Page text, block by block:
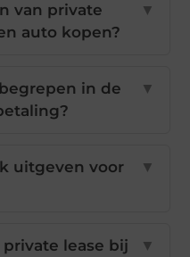
van private
auto kopen?
▼
in de
▼
uitgeven voor
▼
lease bij
▼